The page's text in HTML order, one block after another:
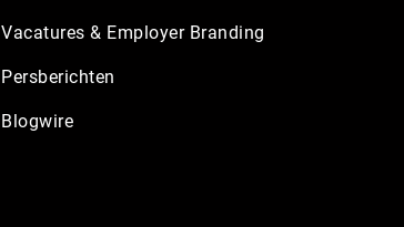
Vacatures & Employer Branding
Persberichten
Blogwire